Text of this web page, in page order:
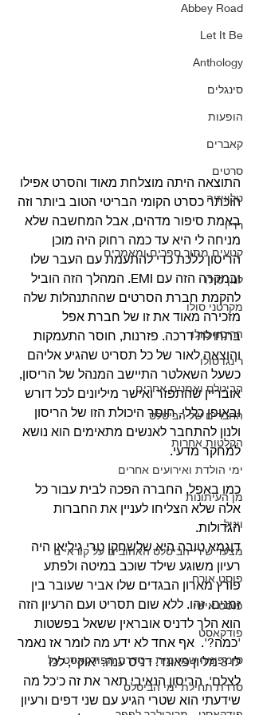
Abbey Road
Let It Be
Anthology
סינגלים
הופעות
קאברים
סרטים
טלוויזיה
רדיו
קטעים מתוך ספרים ומאמרים
לנון סולו
מקרטני סולו
הריסון סולו
רינגו סולו
הביטלס ואמנים אחרים
החברים של הביטלס
הקלטות אחרות
ימי הולדת ואירועים אחרים
מן העיתונות
ויניל
מצעד שירי הביטלס האהובים על קוראי ב
פוסט אורח
פוסט אישי
פודקאסט
סימפוניה שמיימית - סדרת הפודקאסט על
סדרת תחילת ימי הביטלס
התוצאה היתה מוצלחת מאוד והסרט אפילו
הוכתר כסרט הקומי הבריטי הטוב ביותר וזה
באמת סיפור מדהים, אבל המחשבה שלא
מניחה לי היא עד כמה רחוק היה מוכן
הריסון ללכת כדי להתעמת עם העבר שלו
ובמקרה הזה עם EMI. המהלך הזה הוביל
להקמת חברת הסרטים שההתנהלות שלה
מזכירה מאוד את זו של חברת אפל
בתחילת דרכה. פזרנות, חוסר התעמקות
והוצאה לאור של כל תסריט שהגיע אליהם
כשעל השאלטר התיישב המנהל של הריסון,
אובריין שהתפזר ואישר מיליונים לכל דורש
ובאופן כללי, חוסר היכולת הזו של הריסון
ולנון להתחבר לאנשים מתאימים הוא נושא
למחקר מדעי.
כמו באפל, החברה הפכה לבית עבור כל
אלה שלא הצליחו לעניין את החברות
הגדולות.
דוגמא טובה היא שלשחקן טרי גיליאן היה
רעיון משוגע שילד שוכב במיטה ולפתע
פורץ מארון הבגדים שלו אביר שעובר בין
זמנים. זהו. ללא שום תסריט ועם הרעיון הזה
הוא הלך לדניס אובראין ששאל בפשטות
'כמה?'.  אף אחד לא ידע מה לומר אז נאמר
לו 3 מליון פאונד. דניס ענה: 'אוקיי, לכו
לצלם'. הריסון הנאיבי תאר את זה כ'כל מה
שידעתי הוא שטרי הגיע עם שני דפים ורעיון